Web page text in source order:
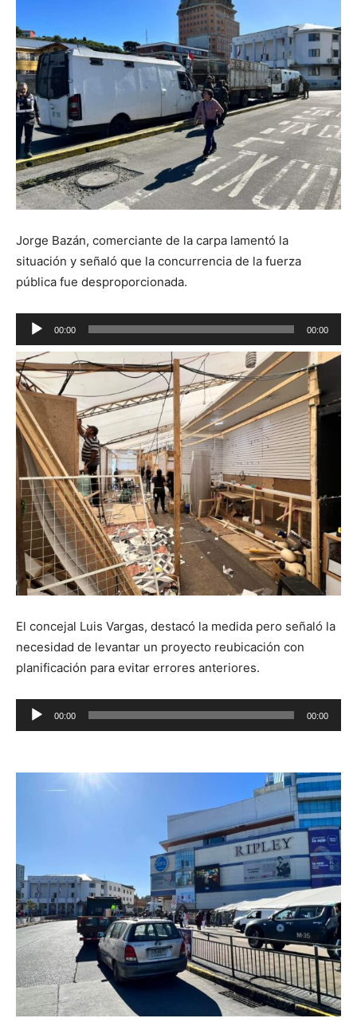
Jorge Bazán, comerciante de la carpa lamentó la
situación y señaló que la concurrencia de la fuerza
pública fue desproporcionada.
Reproductor
de
audio
00:00 00:00
El concejal Luis Vargas, destacó la medida pero señaló la
necesidad de levantar un proyecto reubicación con
planificación para evitar errores anteriores.
Reproductor
de
00:00 00:00